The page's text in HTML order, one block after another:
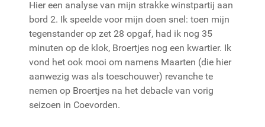
Hier een analyse van mijn strakke winstpartij aan
bord 2. Ik speelde voor mijn doen snel: toen mijn
tegenstander op zet 28 opgaf, had ik nog 35
minuten op de klok, Broertjes nog een kwartier. Ik
vond het ook mooi om namens Maarten (die hier
aanwezig was als toeschouwer) revanche te
nemen op Broertjes na het debacle van vorig
seizoen in Coevorden.